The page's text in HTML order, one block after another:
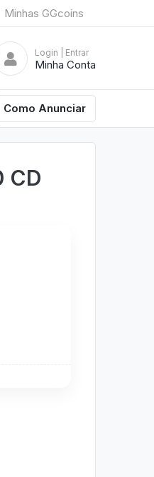
Minhas GGcoins
Login | Entrar
Minha Conta
Como Anunciar
CD